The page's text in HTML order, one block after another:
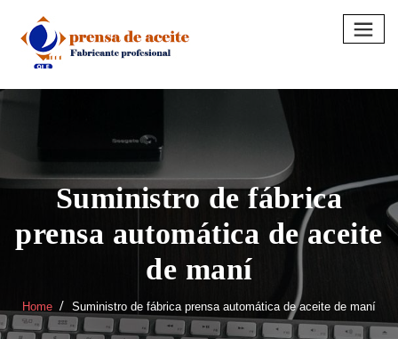
content
Suministro de fábrica
prensa automática de aceite
de maní
Home Suministro de fábrica prensa automática de aceite de maní